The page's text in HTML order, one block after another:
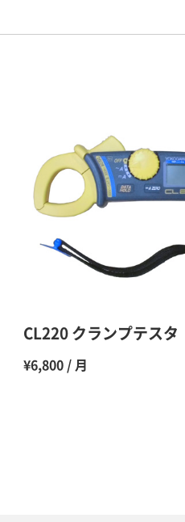
100％（割引率 0％）
CL220 クランプテスタ
¥6,800 / 月